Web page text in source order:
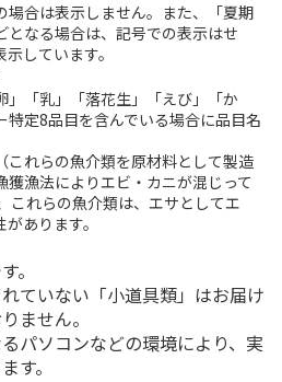
場合は表示しません。また、「夏期
となる場合は、記号での表示はせ
しています。
」「乳」「落花生」「えび」「か
特定8品目を含んでいる場合に品目名
れらの魚介類を原材料として製造
獲漁法によりエビ・カニが混じって
これらの魚介類は、エサとしてエ
あります。
。
ていない「小道具類」はお届け
ません。
パソコンなどの環境により、実
す。